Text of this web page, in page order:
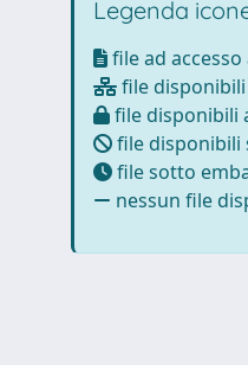
Legenda
file ad
file
file disponibili
file disponibili
file sotto
nessun file